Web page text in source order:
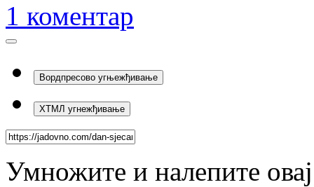
1 коментар
Вордпресово угњежђивање
ХТМЛ угнежђивање
Умножите и налепите